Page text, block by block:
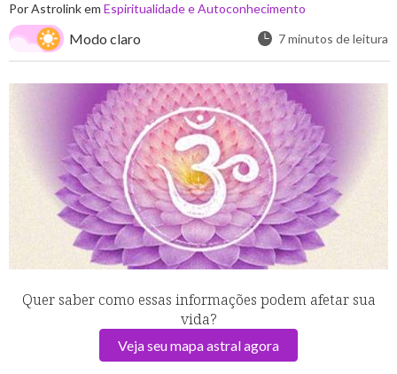
Por Astrolink em Espiritualidade e Autoconhecimento
Modo claro 7 minutos de leitura
Quer saber como essas informações podem afetar sua
vida?
Veja seu mapa astral agora